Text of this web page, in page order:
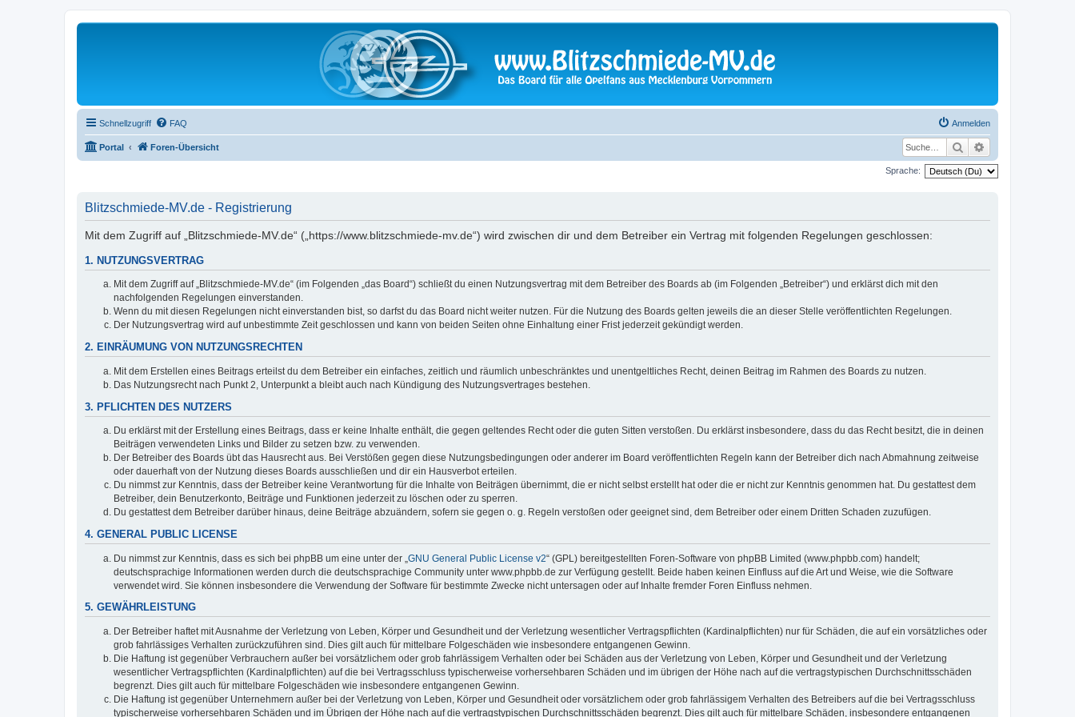
Schnellzugriff FAQ Anmelden
Portal Foren-Übersicht Suche
Sprache:
Blitzschmiede-MV.de - Registrierung
Mit dem Zugriff auf „Blitzschmiede-MV.de“ („https://www.blitzschmiede-mv.de“) wird zwischen dir und dem Betreiber ein Vertrag mit folgenden Regelungen geschlossen:
1. NUTZUNGSVERTRAG
Mit dem Zugriff auf „Blitzschmiede-MV.de“ (im Folgenden „das Board“) schließt du einen Nutzungsvertrag mit dem Betreiber des Boards ab (im Folgenden „Betreiber“) und erklärst dich mit den
nachfolgenden Regelungen einverstanden.
Wenn du mit diesen Regelungen nicht einverstanden bist, so darfst du das Board nicht weiter nutzen. Für die Nutzung des Boards gelten jeweils die an dieser Stelle veröffentlichten Regelungen.
Der Nutzungsvertrag wird auf unbestimmte Zeit geschlossen und kann von beiden Seiten ohne Einhaltung einer Frist jederzeit gekündigt werden.
2. EINRÄUMUNG VON NUTZUNGSRECHTEN
Mit dem Erstellen eines Beitrags erteilst du dem Betreiber ein einfaches, zeitlich und räumlich unbeschränktes und unentgeltliches Recht, deinen Beitrag im Rahmen des Boards zu nutzen.
Das Nutzungsrecht nach Punkt 2, Unterpunkt a bleibt auch nach Kündigung des Nutzungsvertrages bestehen.
3. PFLICHTEN DES NUTZERS
Du erklärst mit der Erstellung eines Beitrags, dass er keine Inhalte enthält, die gegen geltendes Recht oder die guten Sitten verstoßen. Du erklärst insbesondere, dass du das Recht besitzt, die in deinen
Beiträgen verwendeten Links und Bilder zu setzen bzw. zu verwenden.
Der Betreiber des Boards übt das Hausrecht aus. Bei Verstößen gegen diese Nutzungsbedingungen oder anderer im Board veröffentlichten Regeln kann der Betreiber dich nach Abmahnung zeitweise
oder dauerhaft von der Nutzung dieses Boards ausschließen und dir ein Hausverbot erteilen.
Du nimmst zur Kenntnis, dass der Betreiber keine Verantwortung für die Inhalte von Beiträgen übernimmt, die er nicht selbst erstellt hat oder die er nicht zur Kenntnis genommen hat. Du gestattest dem
Betreiber, dein Benutzerkonto, Beiträge und Funktionen jederzeit zu löschen oder zu sperren.
Du gestattest dem Betreiber darüber hinaus, deine Beiträge abzuändern, sofern sie gegen o. g. Regeln verstoßen oder geeignet sind, dem Betreiber oder einem Dritten Schaden zuzufügen.
4. GENERAL PUBLIC LICENSE
Du nimmst zur Kenntnis, dass es sich bei phpBB um eine unter der „ GNU General Public License v2“ (GPL) bereitgestellten Foren-Software von phpBB Limited (www.phpbb.com) handelt;
deutschsprachige Informationen werden durch die deutschsprachige Community unter www.phpbb.de zur Verfügung gestellt. Beide haben keinen Einfluss auf die Art und Weise, wie die Software
verwendet wird. Sie können insbesondere die Verwendung der Software für bestimmte Zwecke nicht untersagen oder auf Inhalte fremder Foren Einfluss nehmen.
5. GEWÄHRLEISTUNG
Der Betreiber haftet mit Ausnahme der Verletzung von Leben, Körper und Gesundheit und der Verletzung wesentlicher Vertragspflichten (Kardinalpflichten) nur für Schäden, die auf ein vorsätzliches oder
grob fahrlässiges Verhalten zurückzuführen sind. Dies gilt auch für mittelbare Folgeschäden wie insbesondere entgangenen Gewinn.
Die Haftung ist gegenüber Verbrauchern außer bei vorsätzlichem oder grob fahrlässigem Verhalten oder bei Schäden aus der Verletzung von Leben, Körper und Gesundheit und der Verletzung
wesentlicher Vertragspflichten (Kardinalpflichten) auf die bei Vertragsschluss typischerweise vorhersehbaren Schäden und im übrigen der Höhe nach auf die vertragstypischen Durchschnittsschäden
begrenzt. Dies gilt auch für mittelbare Folgeschäden wie insbesondere entgangenen Gewinn.
Die Haftung ist gegenüber Unternehmern außer bei der Verletzung von Leben, Körper und Gesundheit oder vorsätzlichem oder grob fahrlässigem Verhalten des Betreibers auf die bei Vertragsschluss
typischerweise vorhersehbaren Schäden und im Übrigen der Höhe nach auf die vertragstypischen Durchschnittsschäden begrenzt. Dies gilt auch für mittelbare Schäden, insbesondere entgangenen